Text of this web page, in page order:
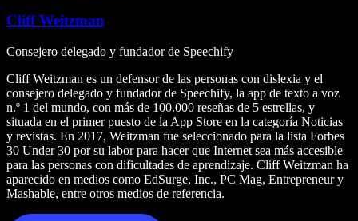
Cliff Weitzman
Consejero delegado y fundador de Speechify
Cliff Weitzman es un defensor de las personas con dislexia y el
consejero delegado y fundador de Speechify, la app de texto a voz
n.º 1 del mundo, con más de 100.000 reseñas de 5 estrellas, y
situada en el primer puesto de la App Store en la categoría Noticias
y revistas. En 2017, Weitzman fue seleccionado para la lista Forbes
30 Under 30 por su labor para hacer que Internet sea más accesible
para las personas con dificultades de aprendizaje. Cliff Weitzman ha
aparecido en medios como EdSurge, Inc., PC Mag, Entrepreneur y
Mashable, entre otros medios de referencia.